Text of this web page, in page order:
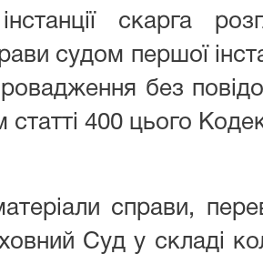
інстанції скарга
судом першої
без
статті 400 цього
справи,
Суд у складі